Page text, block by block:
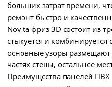
больших затрат времени,
ремонт быстро и
Novita фриз 3D состоит из
стыкуется и
основные узоры
частях стены, остальное
Преимущества панелей